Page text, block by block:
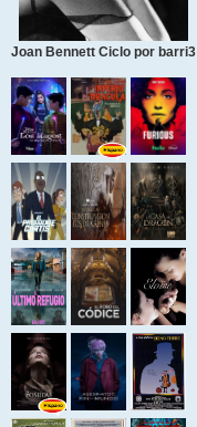
Joan Bennett Ciclo por barri3